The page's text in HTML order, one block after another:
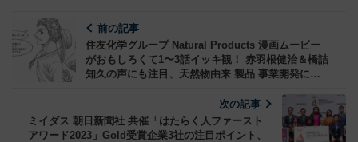
前の記事
住友化学グループ Natural Products 漫画ムービー
がおもしろくて1〜3話イッキ観！ 赤羽根健治＆橋詰
知久の声にも注目、天然物由来 製品 事業開発に情
次の記事
ミイダス 朝日新聞社 共催「はたらく人ファースト
アワード2023」Gold受賞企業3社の注目ポイント、